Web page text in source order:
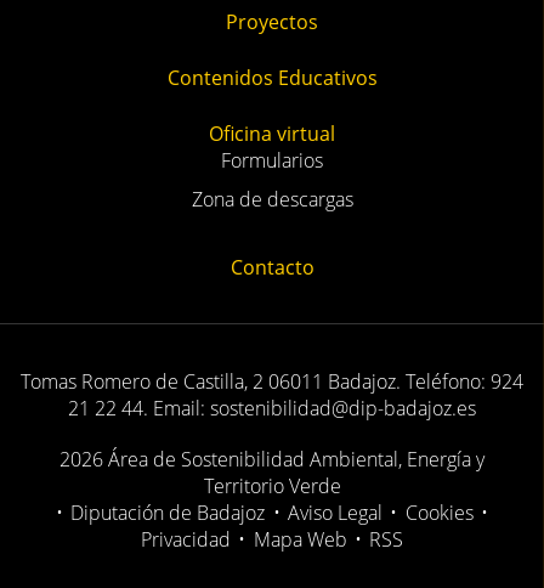
Proyectos
Contenidos Educativos
Oficina virtual
Formularios
Zona de descargas
Contacto
Tomas Romero de Castilla, 2 06011 Badajoz. Teléfono: 924
21 22 44. Email: sostenibilidad@dip-badajoz.es
2026 Área de Sostenibilidad Ambiental, Energía y
Territorio Verde
• Diputación de Badajoz • Aviso Legal • Cookies •
Privacidad • Mapa Web • RSS